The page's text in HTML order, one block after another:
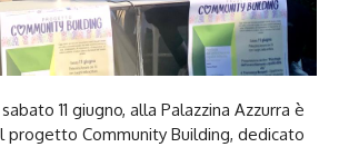
11 giugno, alla Palazzina Azzurra è
Community Building, dedicato